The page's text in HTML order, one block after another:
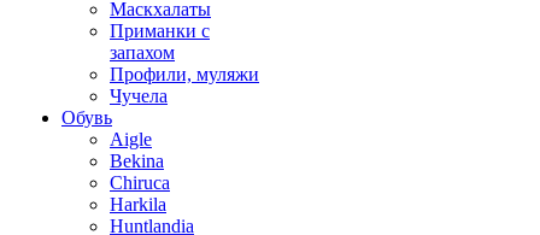
Маскхалаты
Приманки с
запахом
Профили, муляжи
Чучела
Обувь
Aigle
Bekina
Chiruсa
Harkila
Huntlandia